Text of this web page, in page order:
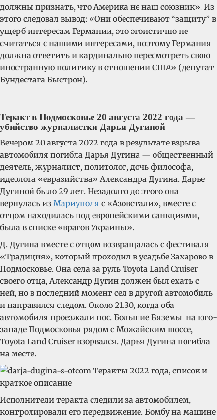
должны признать, что Америка не наш союзник». Из
этого следовал вывод: «Они обеспечивают “защиту” в
ущерб интересам Германии, это эгоистично не
считаться с нашими интересами, поэтому Германия
должна ответить и кардинально пересмотреть свою
иностранную политику в отношении США» (депутат
Бундестага Быстрон).
Теракт в Подмосковье 20 августа 2022 года —
убийство журналистки Дарьи Дугиной
Вечером 20 августа 2022 года в результате взрыва
автомобиля погибла Дарья Дугина — общественный
деятель, журналист, политолог, дочь философа,
идеолога «евразийства» Александра Дугина. Дарье
Дугиной было 29 лет. Незадолго до этого она
вернулась из Мариуполя с «Азовстали», вместе с
отцом находилась под европейскими санкциями,
была в списке «врагов Украины».
Д. Дугина вместе с отцом возвращалась с фестиваля
«Традиция», который проходил в усадьбе Захарово в
Подмосковье. Она села за руль Toyota Land Cruiser
своего отца, Александр Дугин должен был ехать с
ней, но в последний момент сел в другой автомобиль
и направился следом. Около 21.30, когда оба
автомобиля проезжали пос. Большие Вяземы на юго-
западе Подмосковья рядом с Можайским шоссе,
Toyota Land Cruiser взорвался. Дарья Дугина погибла
на месте.
Исполнители теракта следили за автомобилем,
контролировали его передвижение. Бомбу на машине